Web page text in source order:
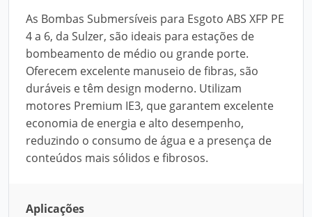
As Bombas Submersíveis para Esgoto ABS XFP PE
4 a 6, da Sulzer, são ideais para estações de
bombeamento de médio ou grande porte.
Oferecem excelente manuseio de fibras, são
duráveis e têm design moderno. Utilizam
motores Premium IE3, que garantem excelente
economia de energia e alto desempenho,
reduzindo o consumo de água e a presença de
conteúdos mais sólidos e fibrosos.
Aplicações